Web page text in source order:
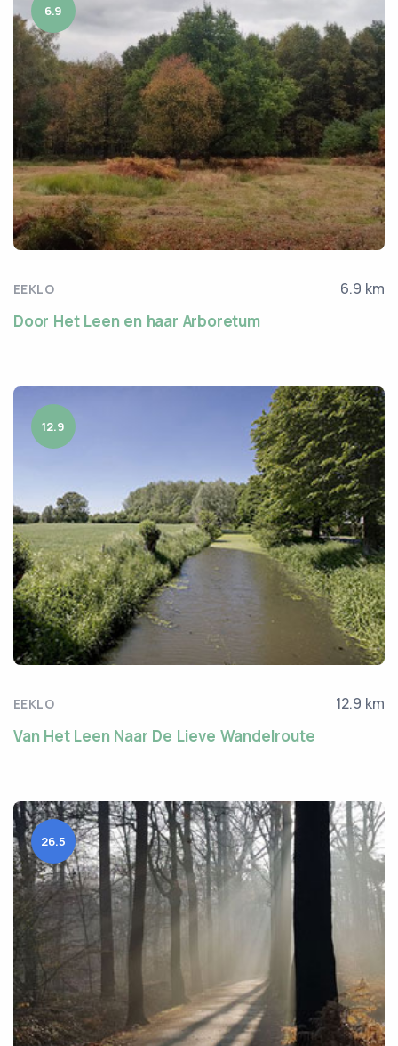
6.9
EEKLO 6.9 km
Door Het Leen en haar Arboretum
12.9
EEKLO 12.9 km
Van Het Leen Naar De Lieve Wandelroute
26.5